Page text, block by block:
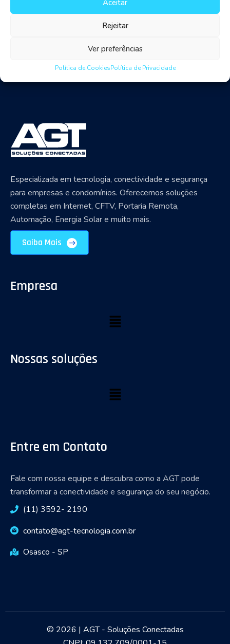
Aceitar
Rejeitar
Ver preferências
Política de CookiesPolítica de Privacidade
trends as well.
Especializada em tecnologia, conectividade e segurança
para empresas e condomínios. Oferecemos soluções
completas em Internet, CFTV, Portaria Remota,
Automação, Energia Solar e muito mais.
Saiba Mais
Empresa
Nossas soluções
Entre em Contato
Fale com nossa equipe e descubra como a AGT pode
transformar a conectividade e segurança do seu negócio.
(11) 3592- 2190
contato@agt-tecnologia.com.br
Osasco - SP
© 2026 | AGT - Soluções Conectadas